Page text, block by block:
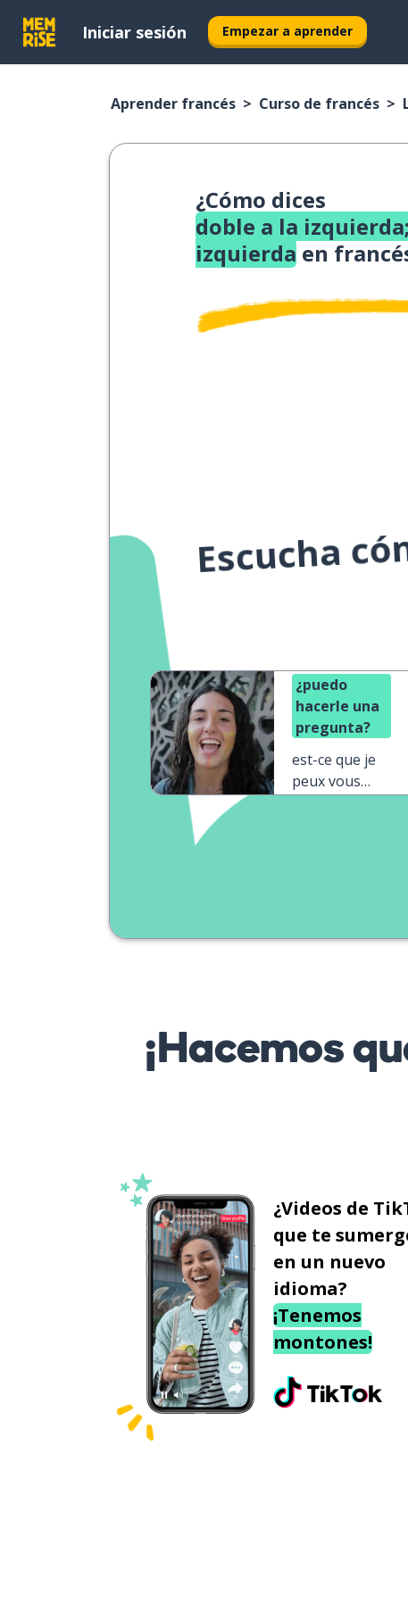
Iniciar sesión Empezar a aprender
Aprender francés Curso de francés
¿Cómo dices
doble a la
izquierda en
Escucha
¿puedo
hacerle una
pregunta?
est-ce que je
peux vous
¡Hacemos
¿Videos de
que te
en un nuevo
idioma?
¡Tenemos
montones!